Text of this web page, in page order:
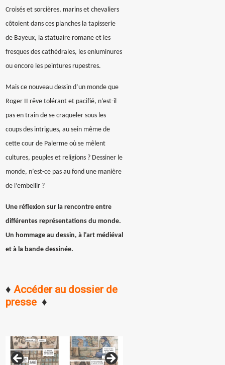
Croisés et sorcières, marins et chevaliers
côtoient dans ces planches la tapisserie
de Bayeux, la statuaire romane et les
fresques des cathédrales, les enluminures
ou encore les peintures rupestres.
Mais ce nouveau dessin d’un monde que
Roger II rêve tolérant et pacifié, n’est-il
pas en train de se craqueler sous les
coups des intrigues, au sein même de
cette cour de Palerme où se mêlent
cultures, peuples et religions ? Dessiner le
monde, n’est-ce pas au fond une manière
de l’embellir ?
Une réflexion sur la rencontre entre
différentes représentations du monde.
Un hommage au dessin, à l’art médiéval
et à la bande dessinée.
♦Accéder au dossier de
presse ♦